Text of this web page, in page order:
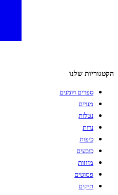
הקטגוריות שלנו
ספרים ויומנים
מנויים
נטלות
נרות
כיפות
כובעים
מזוזות
פמוטים
תיקים